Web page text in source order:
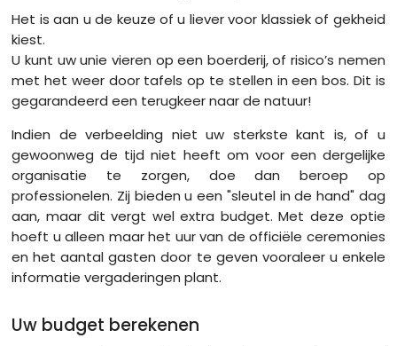
Het is aan u de keuze of u liever voor klassiek of gekheid
kiest.
U kunt uw unie vieren op een boerderij, of risico’s nemen
met het weer door tafels op te stellen in een bos. Dit is
gegarandeerd een terugkeer naar de natuur!
Indien de verbeelding niet uw sterkste kant is, of u
gewoonweg de tijd niet heeft om voor een dergelijke
organisatie te zorgen, doe dan beroep op
professionelen. Zij bieden u een "sleutel in de hand" dag
aan, maar dit vergt wel extra budget. Met deze optie
hoeft u alleen maar het uur van de officiële ceremonies
en het aantal gasten door te geven vooraleer u enkele
informatie vergaderingen plant.
Uw budget berekenen